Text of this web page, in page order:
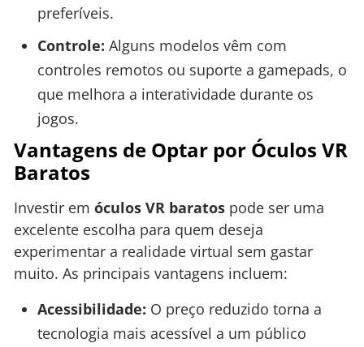
preferíveis.
Controle: Alguns modelos vêm com
controles remotos ou suporte a gamepads, o
que melhora a interatividade durante os
jogos.
Vantagens de Optar por Óculos VR
Baratos
Investir em óculos VR baratos pode ser uma
excelente escolha para quem deseja
experimentar a realidade virtual sem gastar
muito. As principais vantagens incluem:
Acessibilidade: O preço reduzido torna a
tecnologia mais acessível a um público